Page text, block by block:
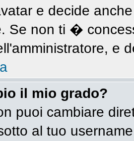
e decide
Se non ti �
e
il mio grado?
puoi cambiare
al tuo